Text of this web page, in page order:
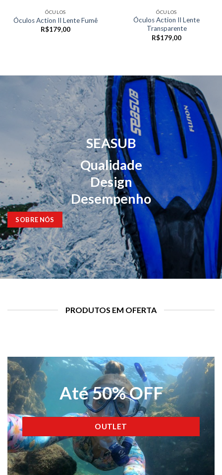
ÓCULOS
Óculos Action II Lente Fumê
R$179,00
ÓCULOS
Óculos Action II Lente
Transparente
R$179,00
SEASUB
Qualidade
Design
Desempenho
SOBRE NÓS
PRODUTOS EM OFERTA
Até 50% OFF
OUTLET